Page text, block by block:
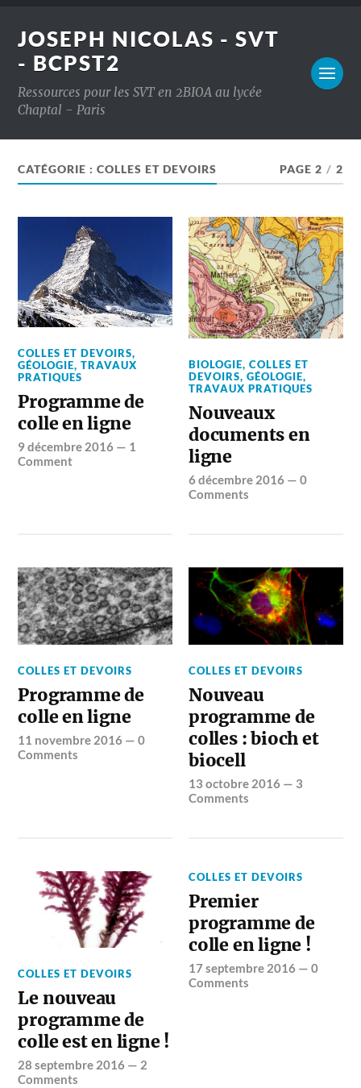
JOSEPH NICOLAS - SVT
- BCPST2
Ressources pour les SVT en 2BIOA au lycée
Chaptal - Paris
CATÉGORIE :COLLES ET DEVOIRS PAGE 2 / 2
COLLES ET DEVOIRS,
GÉOLOGIE,TRAVAUX
PRATIQUES
Programme de
colle en ligne
9 décembre 2016 — 1
Comment
BIOLOGIE,COLLES ET
DEVOIRS,GÉOLOGIE,
TRAVAUX PRATIQUES
Nouveaux
documents en
ligne
6 décembre 2016 —0
Comments
COLLES ET DEVOIRS
Programme de
colle en ligne
11 novembre 2016 —0
Comments
COLLES ET DEVOIRS
Nouveau
programme de
colles : bioch et
biocell
13 octobre 2016 — 3
Comments
COLLES ET DEVOIRS
Le nouveau
programme de
colle est en ligne !
28 septembre 2016 — 2
Comments
COLLES ET DEVOIRS
Premier
programme de
colle en ligne !
17 septembre 2016 —0
Comments